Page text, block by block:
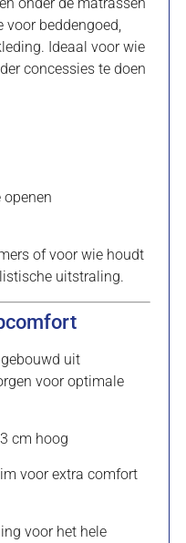
beddengoed,
Ideaal voor wie
concessies te doen
openen
of voor wie houdt
uitstraling.
uit
voor optimale
cm hoog
voor extra comfort
voor het hele